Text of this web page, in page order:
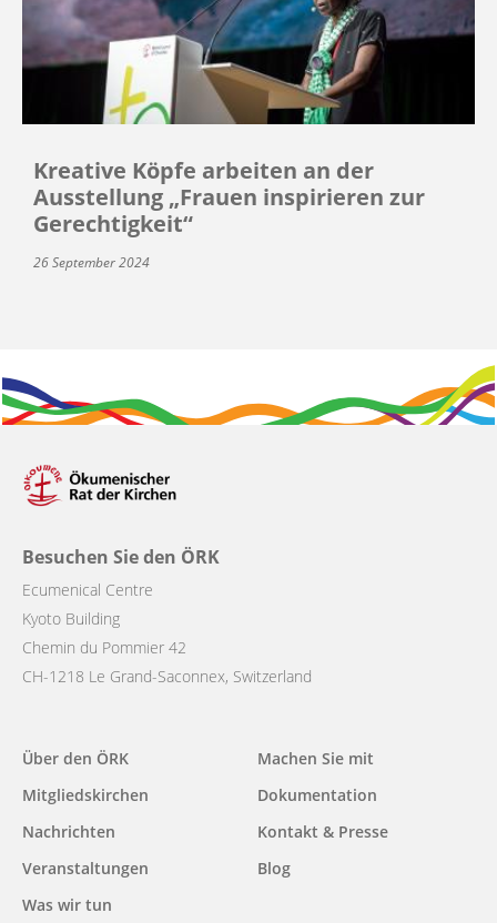
Kreative Köpfe arbeiten an der
Ausstellung „Frauen inspirieren zur
Gerechtigkeit“
26 September 2024
Besuchen Sie den ÖRK
Ecumenical Centre
Kyoto Building
Chemin du Pommier 42
CH-1218 Le Grand-Saconnex, Switzerland
Main
navigation
Über den ÖRK
Mitgliedskirchen
Nachrichten
Veranstaltungen
Was wir tun
Machen Sie mit
Dokumentation
Kontakt & Presse
Blog